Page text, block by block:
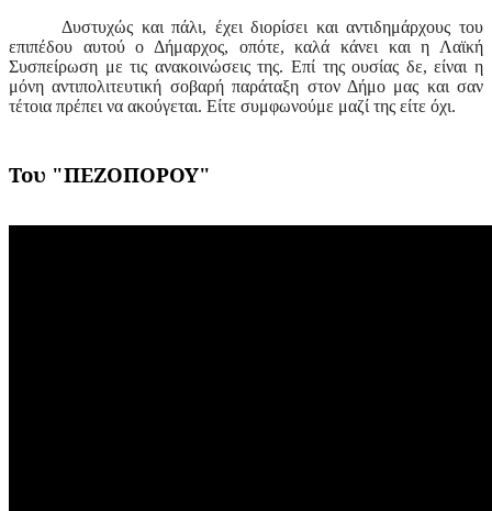
Δυστυχώς και πάλι, έχει διορίσει και αντιδημάρχους του
επιπέδου αυτού ο Δήμαρχος, οπότε, καλά κάνει και η Λαϊκή
Συσπείρωση με τις ανακοινώσεις της. Επί της ουσίας δε, είναι η
μόνη αντιπολιτευτική σοβαρή παράταξη στον Δήμο μας και σαν
τέτοια πρέπει να ακούγεται. Είτε συμφωνούμε μαζί της είτε όχι.
Του "ΠΕΖΟΠΟΡΟΥ"